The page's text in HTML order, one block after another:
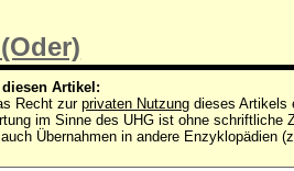
Artikel:
Recht zurprivaten Nutzung dieses Artikels
im Sinne des UHG ist ohne schriftliche
Übernahmen in andere Enzyklopädien